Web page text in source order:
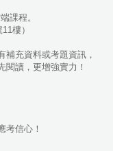
課程。
樓）
充資料或考題資訊，
讀，更增強實力！
考信心！